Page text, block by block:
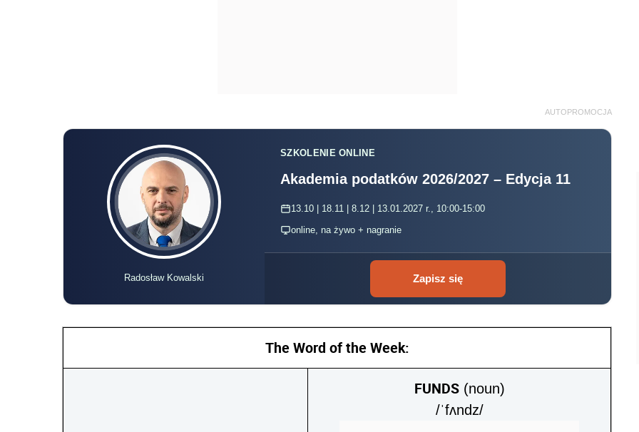
AUTOPROMOCJA
Radosław Kowalski
SZKOLENIE ONLINE
Akademia podatków 2026/2027 – Edycja 11
13.10 | 18.11 | 8.12 | 13.01.2027 r., 10:00-15:00
online, na żywo + nagranie
Zapisz się
The Word of the Week:
FUNDS(noun)
/ˈfʌndz/